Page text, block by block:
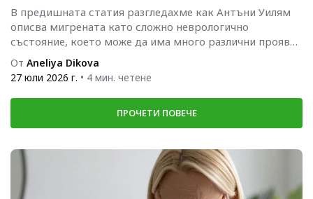
В предишната статия разгледахме как Антъни Уилям
описва мигрената като сложно неврологично
състояние, което може да има много различни прояви.
Следващият логичен въпрос е какво...
От Aneliya Dikova
27 юли 2026 г. • 4 мин. четене
ПРОЧЕТИ ПОВЕЧЕ